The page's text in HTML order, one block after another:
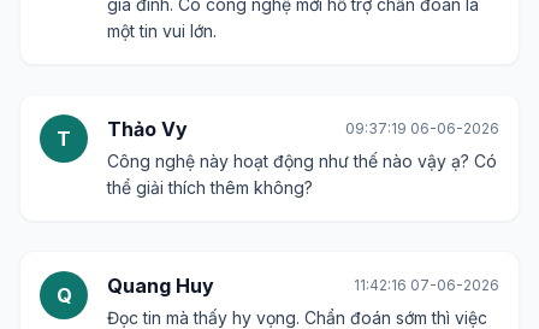
gia đình. Có công nghệ mới hỗ trợ chẩn đoán là
một tin vui lớn.
T Thảo Vy 09:37:19 06-06-2026
Công nghệ này hoạt động như thế nào vậy ạ? Có
thể giải thích thêm không?
Q Quang Huy 11:42:16 07-06-2026
Đọc tin mà thấy hy vọng. Chẩn đoán sớm thì việc